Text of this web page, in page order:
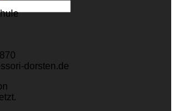
dorsten.de